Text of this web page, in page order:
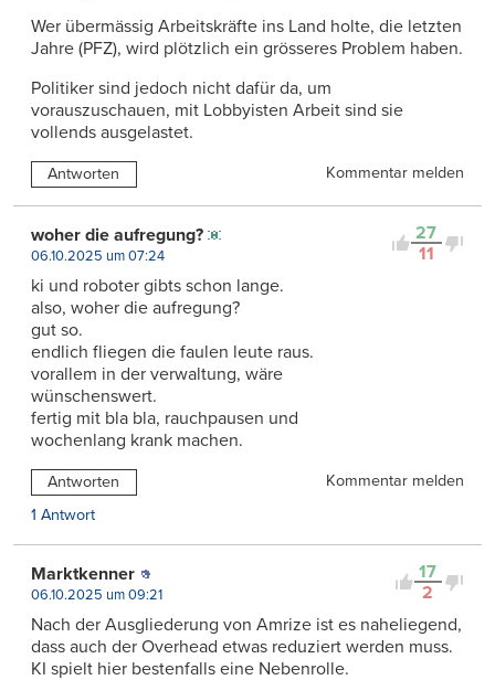
Wer übermässig Arbeitskräfte ins Land holte, die letzten
Jahre (PFZ), wird plötzlich ein grösseres Problem haben.
Politiker sind jedoch nicht dafür da, um
vorauszuschauen, mit Lobbyisten Arbeit sind sie
vollends ausgelastet.
Antworten Kommentar melden
27
11
woher die aufregung?
06.10.2025 um 07:24
ki und roboter gibts schon lange.
also, woher die aufregung?
gut so.
endlich fliegen die faulen leute raus.
vorallem in der verwaltung, wäre
wünschenswert.
fertig mit bla bla, rauchpausen und
wochenlang krank machen.
Antworten
Kommentar melden
1 Antwort
17
2
Marktkenner
06.10.2025 um 09:21
Nach der Ausgliederung von Amrize ist es naheliegend,
dass auch der Overhead etwas reduziert werden muss.
KI spielt hier bestenfalls eine Nebenrolle.